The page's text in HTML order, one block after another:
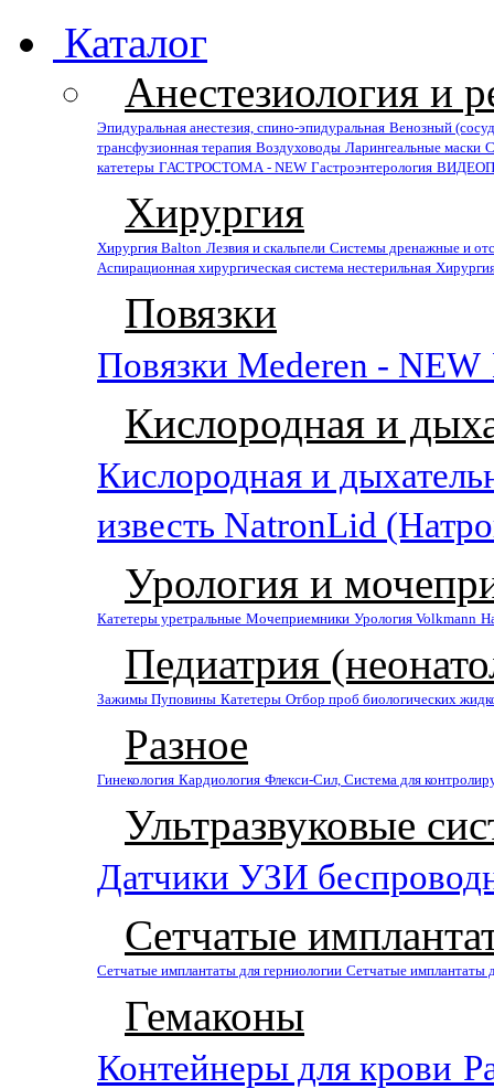
Каталог
Анестезиология и
Эпидуральная анестезия, спино-эпидуральная Венозный
трансфузионная терапия Воздуховоды Ларингеальные маски
катетеры ГАСТРОСТОМА - NEW Гастроэнтерология
Хирургия
Хирургия Balton Лезвия и скальпели Системы дренажные и
Аспирационная хирургическая система нестерильная
Повязки
Повязки Mederen - NEW
Кислородная и
Кислородная и
известь NatronLid
Урология и
Катетеры уретральные Мочеприемники Урология Volkmann
Педиатрия
Зажимы Пуповины Катетеры Отбор проб биологических
Разное
Гинекология Кардиология Флекси-Сил, Система для
Ультразвуковые
Датчики УЗИ
Сетчатые
Сетчатые имплантаты для герниологии Сетчатые имплантаты
Гемаконы
Контейнеры для крови